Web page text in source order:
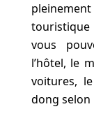
touristique
vous
l’hôtel, le
voitures,
dong selon